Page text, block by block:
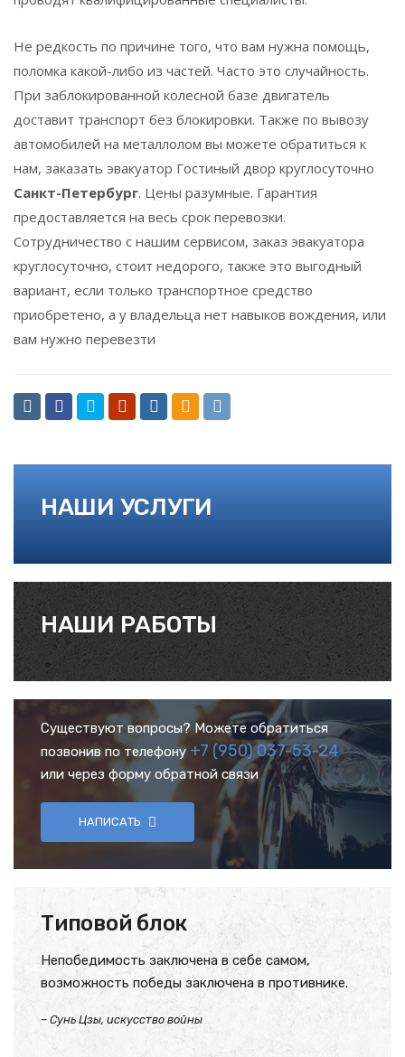
Не редкость по причине того, что вам нужна помощь,
поломка какой-либо из частей. Часто это случайность.
При заблокированной колесной базе двигатель
доставит транспорт без блокировки. Также по вывозу
автомобилей на металлолом вы можете обратиться к
нам, заказать эвакуатор Гостиный двор круглосуточно
Санкт-Петербург. Цены разумные. Гарантия
предоставляется на весь срок перевозки.
Сотрудничество с нашим сервисом, заказ эвакуатора
круглосуточно, стоит недорого, также это выгодный
вариант, если только транспортное средство
приобретено, а у владельца нет навыков вождения, или
вам нужно перевезти
НАШИ УСЛУГИ
НАШИ РАБОТЫ
Существуют вопросы? Можете обратиться
позвонив по телефону +7 (950) 037-53-24
или через форму обратной связи
НАПИСАТЬ
Типовой блок
Непобедимость заключена в себе самом,
возможность победы заключена в противнике.
– Сунь Цзы, искусство войны